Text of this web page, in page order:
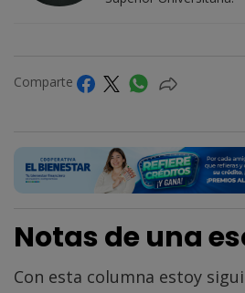
Comparte
Notas de una
Con esta columna estoy